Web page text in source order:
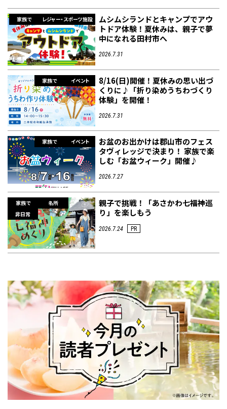
家族で レジャー・スポーツ施設
ムシムシランドとキャンプでアウ
トドア体験！夏休みは、親子で夢
中になれる田村市へ
2026.7.31
家族で イベント
8/16(日)開催！夏休みの思い出づ
くりに♪「折り染めうちわづくり
体験」を開催！
2026.7.31
家族で イベント
お盆のお出かけは郡山市のフェス
タヴィレッジで決まり！ 家族で楽
しむ「お盆ウィーク」開催♪
2026.7.27
家族で
名所
非日常
親子で挑戦！「あさかわ七福神巡
り」を楽しもう
2026.7.24 PR